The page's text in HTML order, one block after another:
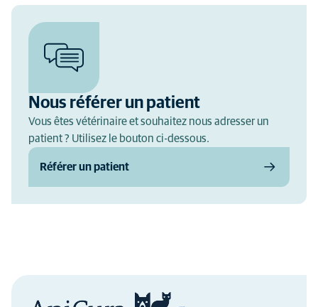
Nous référer un patient
Vous êtes vétérinaire et souhaitez nous adresser un
patient ? Utilisez le bouton ci-dessous.
Référer un patient